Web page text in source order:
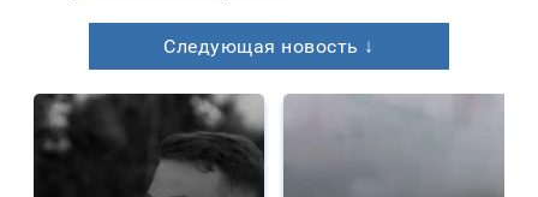
Следующая новость ↓